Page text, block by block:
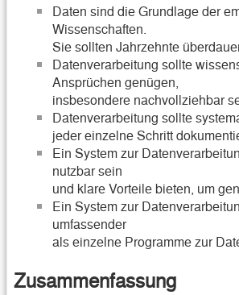
Daten sind die Grundlage der
Wissenschaften.
Sie sollten Jahrzehnte
Datenverarbeitung sollte
Ansprüchen genügen,
insbesondere nachvollziehbar
Datenverarbeitung sollte
jeder einzelne Schritt
Ein System zur
nutzbar sein
und klare Vorteile bieten, um
Ein System zur
umfassender
als einzelne Programme zur
Zusammenfassung